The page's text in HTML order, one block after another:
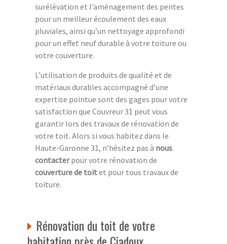
surélévation et l’aménagement des pentes
pour un meilleur écoulement des eaux
pluviales, ainsi qu’un nettoyage approfondi
pour un effet neuf durable à votre toiture ou
votre couverture.
L’utilisation de produits de qualité et de
matériaux durables accompagné d’une
expertise pointue sont des gages pour votre
satisfaction que Couvreur 31 peut vous
garantir lors des travaux de rénovation de
votre toit. Alors si vous habitez dans le
Haute-Garonne 31, n’hésitez pas à nous
contacterpour votre rénovation de
couverture de toitet pour tous travaux de
toiture.
Rénovation du toit de votre